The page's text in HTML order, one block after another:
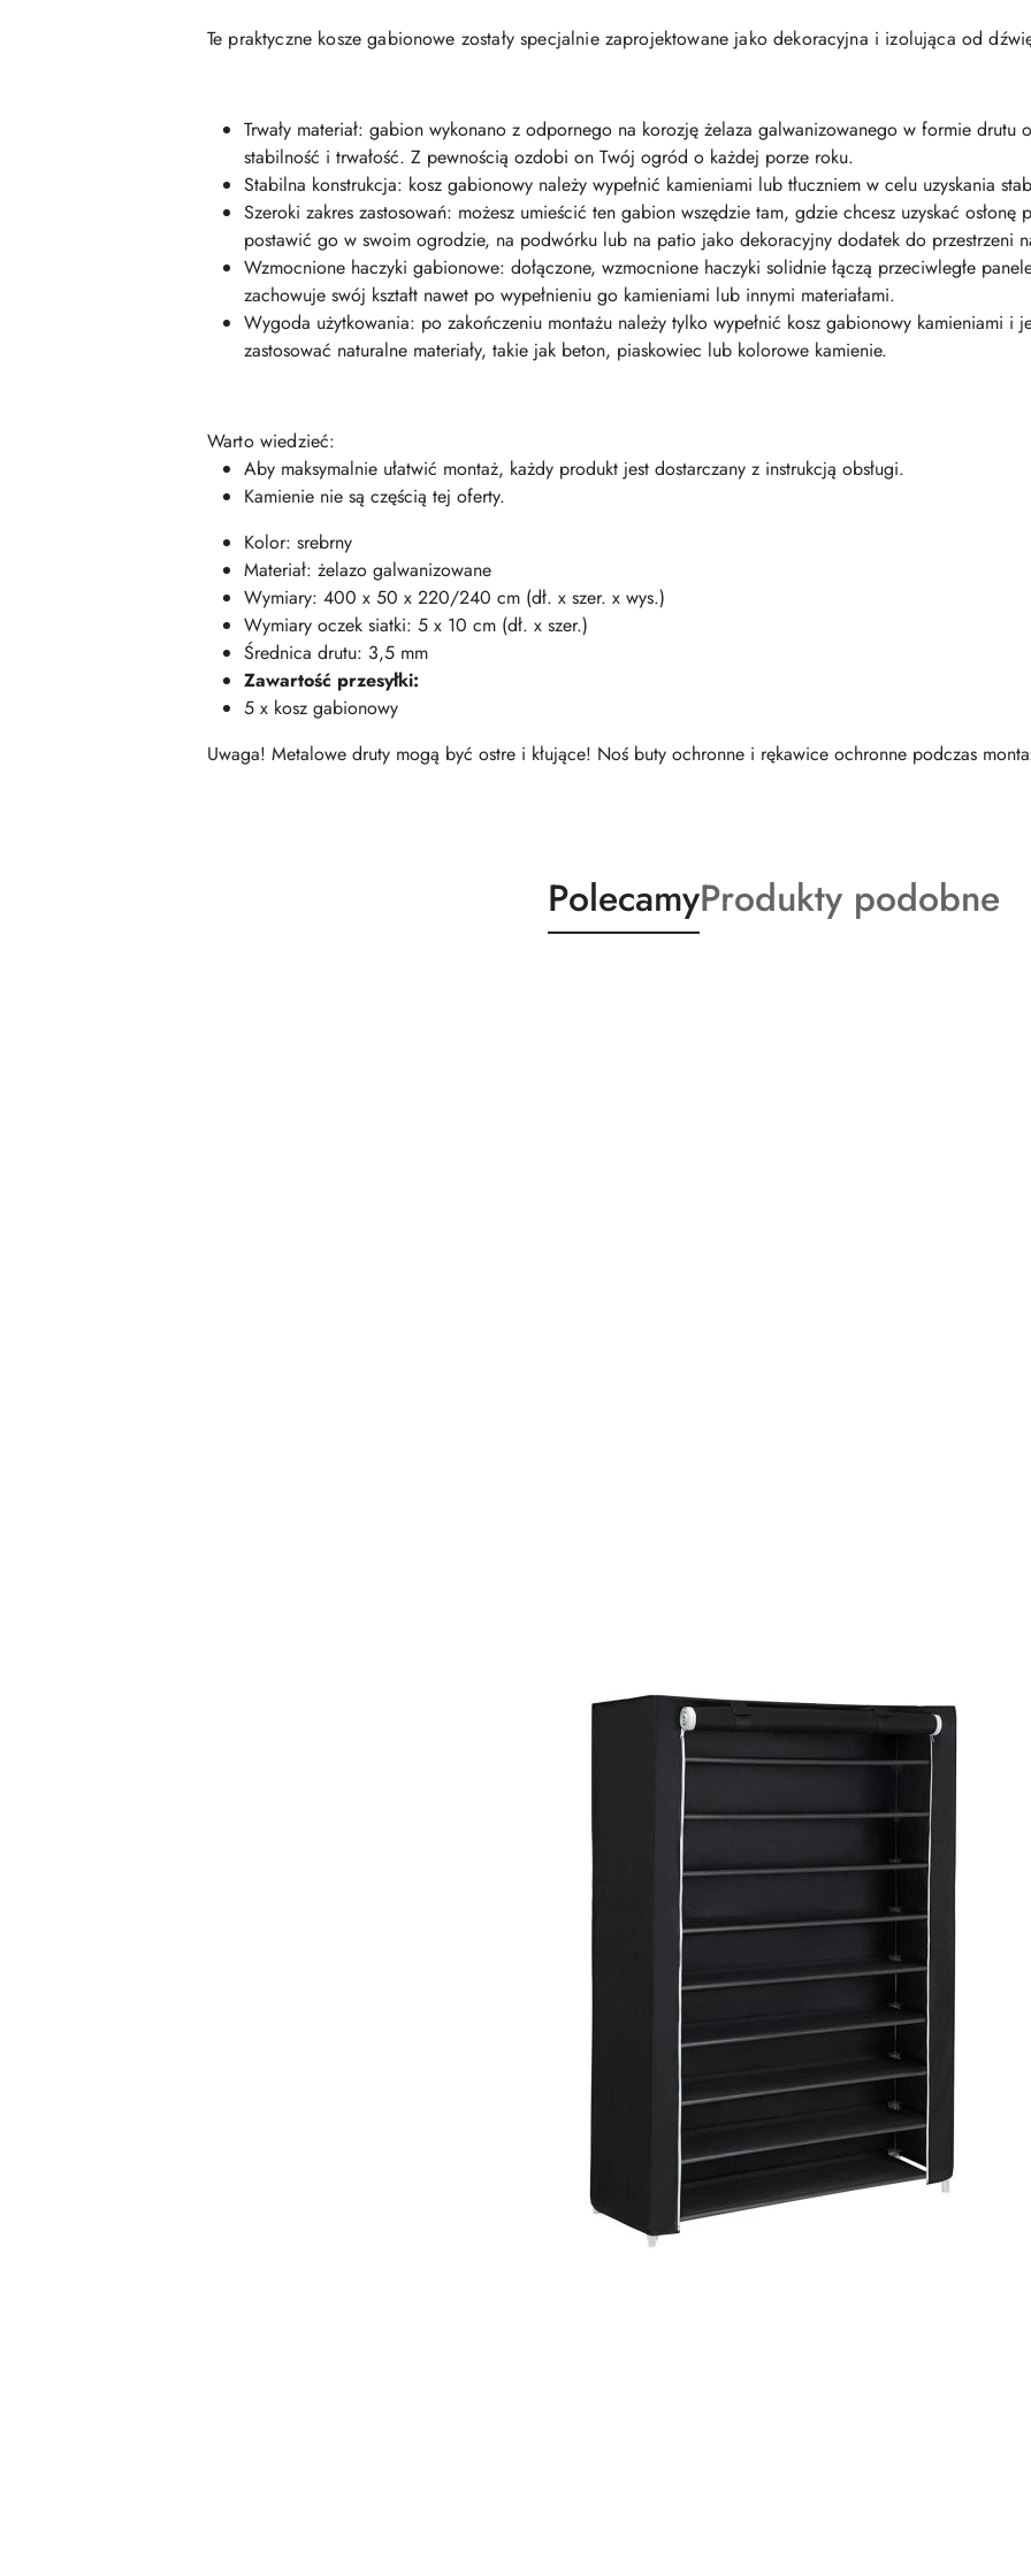
Te praktyczne kosze gabionowe zostały specjalnie zaprojektowane jako dekoracyjna i izolująca od
Trwały materiał: gabion wykonano z odpornego na korozję żelaza galwanizowanego w formie
stabilność i trwałość. Z pewnością ozdobi on Twój ogród o każdej porze roku.
Stabilna konstrukcja: kosz gabionowy należy wypełnić kamieniami lub tłuczniem w celu uzyskania
Szeroki zakres zastosowań: możesz umieścić ten gabion wszędzie tam, gdzie chcesz uzyskać
postawić go w swoim ogrodzie, na podwórku lub na patio jako dekoracyjny dodatek do przestrzeni
Wzmocnione haczyki gabionowe: dołączone, wzmocnione haczyki solidnie łączą przeciwległe
zachowuje swój kształt nawet po wypełnieniu go kamieniami lub innymi materiałami.
Wygoda użytkowania: po zakończeniu montażu należy tylko wypełnić kosz gabionowy kamieniami i
zastosować naturalne materiały, takie jak beton, piaskowiec lub kolorowe kamienie.
Warto wiedzieć:
Aby maksymalnie ułatwić montaż, każdy produkt jest dostarczany z instrukcją obsługi.
Kamienie nie są częścią tej oferty.
Kolor: srebrny
Materiał: żelazo galwanizowane
Wymiary: 400 x 50 x 220/240 cm (dł. x szer. x wys.)
Wymiary oczek siatki: 5 x 10 cm (dł. x szer.)
Średnica drutu: 3,5 mm
Zawartość przesyłki:
5 x kosz gabionowy
Uwaga! Metalowe druty mogą być ostre i kłujące! Noś buty ochronne i rękawice ochronne podczas
Produkty
o
PolecamyProdukty
o
Produkty podobne